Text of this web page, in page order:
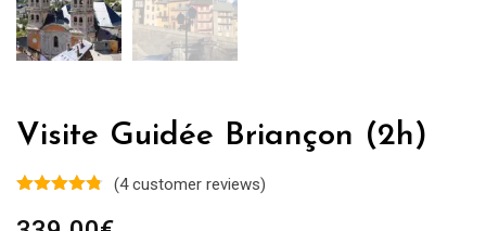
Visite Guidée Briançon (2h)
(4customer reviews)